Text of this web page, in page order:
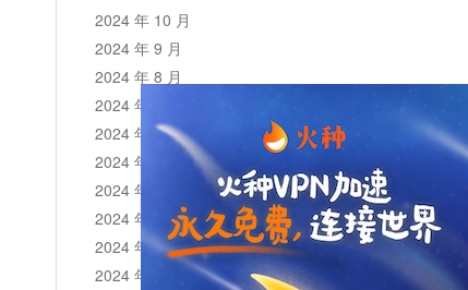
2024 年 10 月
2024 年 9 月
2024 年 8 月
2024 年 7 月
2024 年 6 月
2024 年 5 月
2024 年 4 月
2024 年 3 月
2024 年 2 月
2024 年 1 月